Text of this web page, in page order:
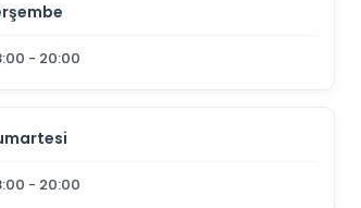
- 20:00
- 20:00